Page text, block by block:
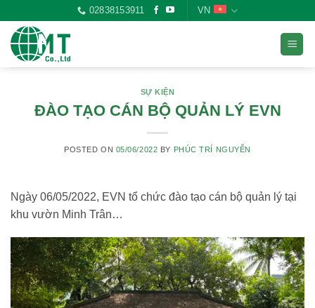
content
02838153911 VN
SỰ KIỆN
ĐÀO TẠO CÁN BỘ QUẢN LÝ EVN
POSTED ON 05/06/2022 BY PHÚC TRÍ NGUYỄN
Ngày 06/05/2022, EVN tổ chức đào tạo cán bộ quản lý tại
khu vườn Minh Trân…